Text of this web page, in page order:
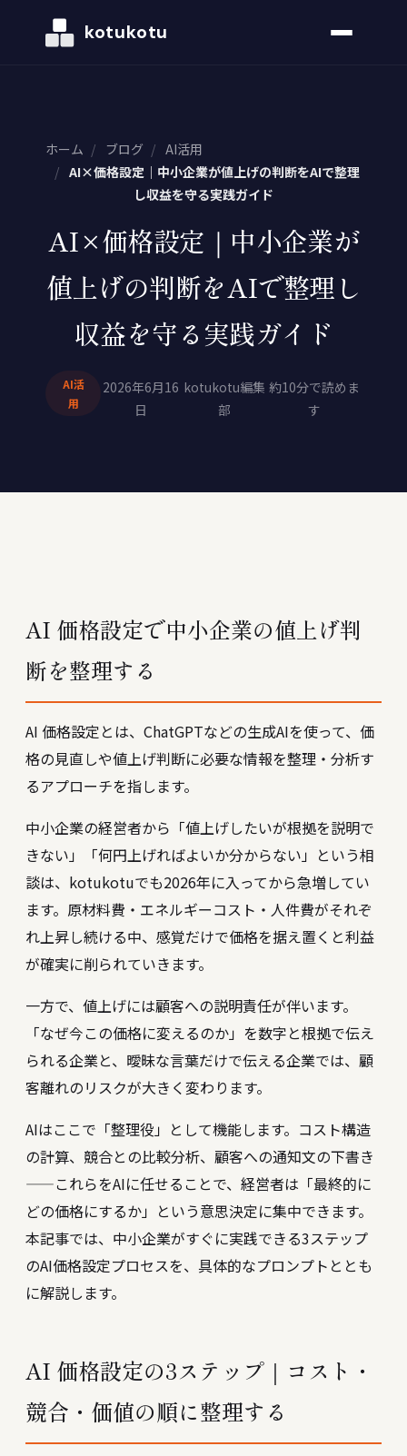
kotukotu
ホーム / ブログ / AI活用
/ AI×価格設定｜中小企業が値上げの判断をAIで整理
し収益を守る実践ガイド
AI×価格設定｜中小企業が
値上げの判断をAIで整理し
収益を守る実践ガイド
AI活
用
2026年6月16
日
kotukotu編集
部
約10分で読めま
す
AI 価格設定で中小企業の値上げ判
断を整理する
AI 価格設定とは、ChatGPTなどの生成AIを使って、価
格の見直しや値上げ判断に必要な情報を整理・分析す
るアプローチを指します。
中小企業の経営者から「値上げしたいが根拠を説明で
きない」「何円上げればよいか分からない」という相
談は、kotukotuでも2026年に入ってから急増してい
ます。原材料費・エネルギーコスト・人件費がそれぞ
れ上昇し続ける中、感覚だけで価格を据え置くと利益
が確実に削られていきます。
一方で、値上げには顧客への説明責任が伴います。
「なぜ今この価格に変えるのか」を数字と根拠で伝え
られる企業と、曖昧な言葉だけで伝える企業では、顧
客離れのリスクが大きく変わります。
AIはここで「整理役」として機能します。コスト構造
の計算、競合との比較分析、顧客への通知文の下書き
——これらをAIに任せることで、経営者は「最終的に
どの価格にするか」という意思決定に集中できます。
本記事では、中小企業がすぐに実践できる3ステップ
のAI価格設定プロセスを、具体的なプロンプトととも
に解説します。
AI 価格設定の3ステップ｜コスト・
競合・価値の順に整理する